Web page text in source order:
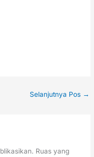
Selanjutnya Pos →
Ruas yang